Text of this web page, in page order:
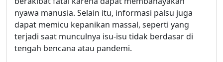
nyawa manusia. Selain itu, informasi palsu juga
dapat memicu kepanikan massal, seperti yang
terjadi saat munculnya isu-isu tidak berdasar di
tengah bencana atau pandemi.